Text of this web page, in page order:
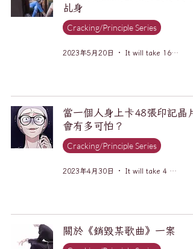
乩身
Cracking/Principle Series
2023年5月20日 It will take 16 minutes to read.
當一個人身上卡48張印記晶片
會有多可怕？
Cracking/Principle Series
2023年4月30日 It will take 4 minutes to read.
關於《銷毀某歌曲》一案